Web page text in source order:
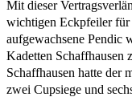
Mit dieser
wichtigen Eckpfeiler
aufgewachsene Pendic
Kadetten Schaffhausen
Schaffhausen hatte der
zwei Cupsiege und